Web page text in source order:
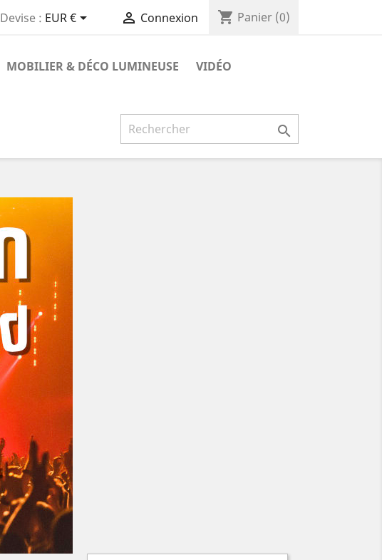
Devise : EUR €  Connexion shopping_cart Panier (0)
MOBILIER & DÉCO LUMINEUSE
VIDÉO
